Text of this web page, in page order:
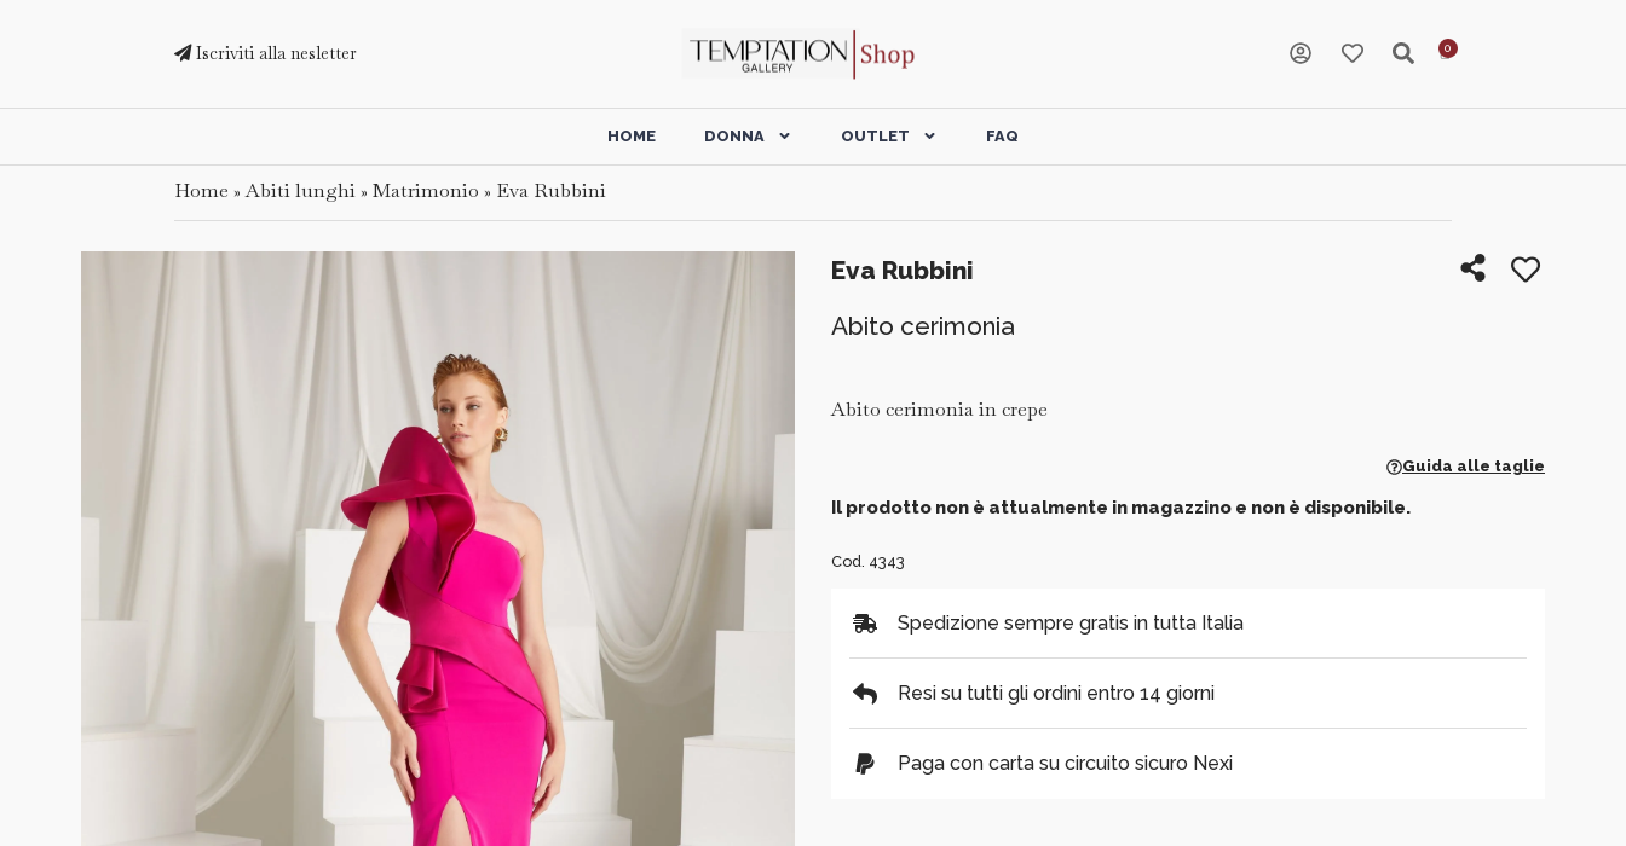
Iscriviti alla nesletter
HOME DONNA OUTLET FAQ
Home »Abiti lunghi »Matrimonio » Eva Rubbini
Eva Rubbini
Abito cerimonia
Abito cerimonia in crepe
Guida alle taglie
Il prodotto non è attualmente in magazzino e non è disponibile.
Cod. 4343
Spedizione sempre gratis in tutta Italia
Resi su tutti gli ordini entro 14 giorni
Paga con carta su circuito sicuro Nexi